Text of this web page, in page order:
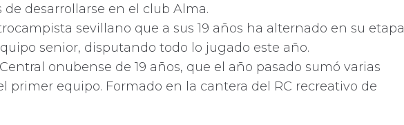
desarrollarse en el club Alma.
sevillano que a sus 19 años ha alternado en su etapa
senior, disputando todo lo jugado este año.
Central onubense de 19 años, que el año pasado sumó varias
primer equipo. Formado en la cantera del RC recreativo de